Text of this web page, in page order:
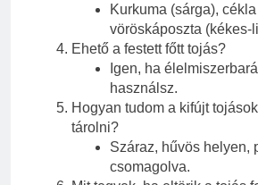
Kurkuma (sárga),
vöröskáposzta (kékes-
Ehető a festett főtt tojás?
Igen, ha
használsz.
Hogyan tudom a kifújt
tárolni?
Száraz, hűvös helyen,
csomagolva.